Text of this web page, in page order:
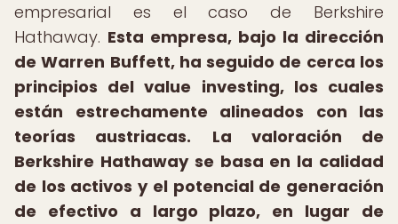
empresarial es el caso de Berkshire
Hathaway. Esta empresa, bajo la dirección
de Warren Buffett, ha seguido de cerca los
principios del value investing, los cuales
están estrechamente alineados con las
teorías austriacas.
La valoración de
Berkshire Hathaway se basa en la calidad
de los activos y el potencial de generación
de efectivo a largo plazo, en lugar de